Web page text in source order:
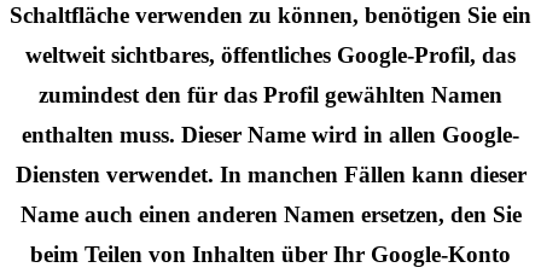
Schaltfläche verwenden zu können, benötigen Sie ein
weltweit sichtbares, öffentliches Google-Profil, das
zumindest den für das Profil gewählten Namen
enthalten muss. Dieser Name wird in allen Google-
Diensten verwendet. In manchen Fällen kann dieser
Name auch einen anderen Namen ersetzen, den Sie
beim Teilen von Inhalten über Ihr Google-Konto